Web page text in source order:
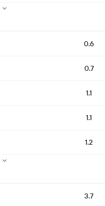
0.6
0.7
1.1
1.1
1.2
3.7